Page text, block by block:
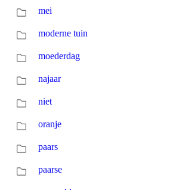
mei
moderne tuin
moederdag
najaar
niet
oranje
paars
paarse